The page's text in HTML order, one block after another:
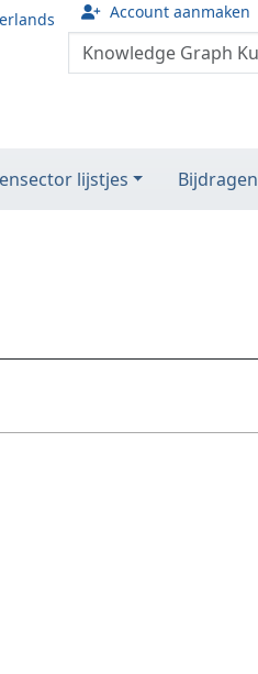
Account aanmaken
lijstjes Bijdragen